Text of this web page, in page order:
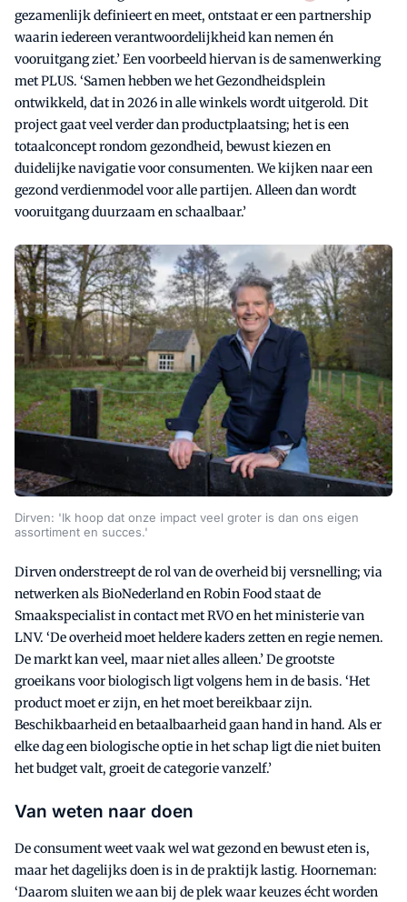
gezamenlijk definieert en meet, ontstaat er een partnership
waarin iedereen verantwoordelijkheid kan nemen én
vooruitgang ziet.’ Een voorbeeld hiervan is de samenwerking
met PLUS. ‘Samen hebben we het Gezondheidsplein
ontwikkeld, dat in 2026 in alle winkels wordt uitgerold. Dit
project gaat veel verder dan productplaatsing; het is een
totaalconcept rondom gezondheid, bewust kiezen en
duidelijke navigatie voor consumenten. We kijken naar een
gezond verdienmodel voor alle partijen. Alleen dan wordt
vooruitgang duurzaam en schaalbaar.’
Dirven: 'Ik hoop dat onze impact veel groter is dan ons eigen
assortiment en succes.'
Dirven onderstreept de rol van de overheid bij versnelling; via
netwerken als BioNederland en Robin Food staat de
Smaakspecialist in contact met RVO en het ministerie van
LNV. ‘De overheid moet heldere kaders zetten en regie nemen.
De markt kan veel, maar niet alles alleen.’ De grootste
groeikans voor biologisch ligt volgens hem in de basis. ‘Het
product moet er zijn, en het moet bereikbaar zijn.
Beschikbaarheid en betaalbaarheid gaan hand in hand. Als er
elke dag een biologische optie in het schap ligt die niet buiten
het budget valt, groeit de categorie vanzelf.’
Van weten naar doen
De consument weet vaak wel wat gezond en bewust eten is,
maar het dagelijks doen is in de praktijk lastig. Hoorneman:
‘Daarom sluiten we aan bij de plek waar keuzes écht worden